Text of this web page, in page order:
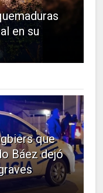
en su
que
Báez dejó